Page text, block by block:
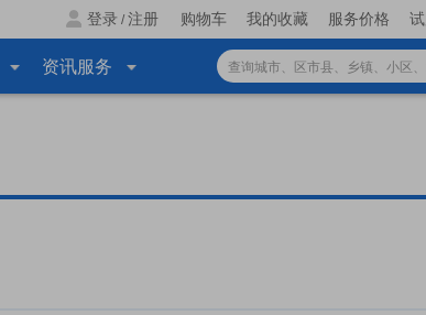
登录 / 注册 购物车 我的收藏 服务价格
资讯服务